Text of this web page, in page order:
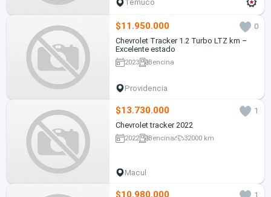
Temuco
$11.950.000
0
Chevrolet Tracker 1.2 Turbo LTZ km –
Excelente estado
2023 Bencina
Providencia
$13.730.000
1
Chevrolet tracker 2022
2022 Bencina 32000 km
Macul
$10.980.000
1